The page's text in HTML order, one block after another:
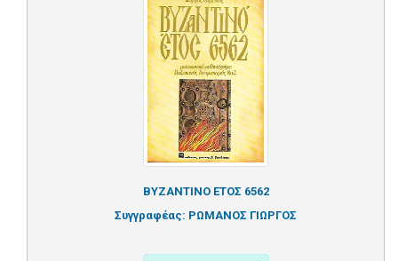
ΒΥΖΑΝΤΙΝΟ ΕΤΟΣ 6562
Συγγραφέας: ΡΩΜΑΝΟΣ ΓΙΩΡΓΟΣ